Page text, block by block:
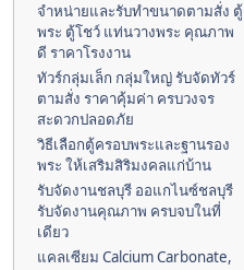
จำหน่ายและรับทำขนาดตามสั่ง ตู้
พระ ตู้โชว์ แท่นวางพระ คุณภาพ
ดี ราคาโรงงาน
ทัวร์กลุ่มเล็ก กลุ่มใหญ่ รับจัดทัวร์
ตามสั่ง ราคาคุ้มค่า ครบวงจร
สะดวกปลอดภัย
วิธีเลือกตู้ครอบพระและฐานรอง
พระ ให้เสริมสิริมงคลแก่บ้าน
รับจัดงานชลบุรี ออแกไนซ์ชลบุรี
รับจัดงานคุณภาพ ครบจบในที่
เดียว
แคลเซียม Calcium Carbonate,